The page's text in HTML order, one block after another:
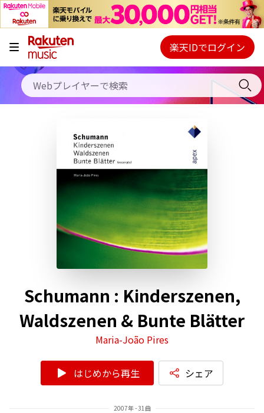
キャンペーン
料金プラン
使い方
初回30日間無料お試し
Webプレイヤー
ご契約内容の確認・変更
楽天IDでログイン
Schumann : Kinderszenen,
Waldszenen & Bunte Blätter
Maria-João Pires
はじめから再生 シェア
2007年 - 31曲